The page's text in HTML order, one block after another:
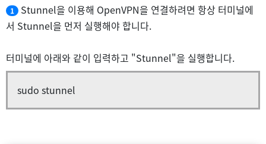
1
Stunnel을 이용해 OpenVPN을 연결하려면 항상 터미널에
서 Stunnel을 먼저 실행해야 합니다.
터미널에 아래와 같이 입력하고 "Stunnel"을 실행합니다.
sudo stunnel